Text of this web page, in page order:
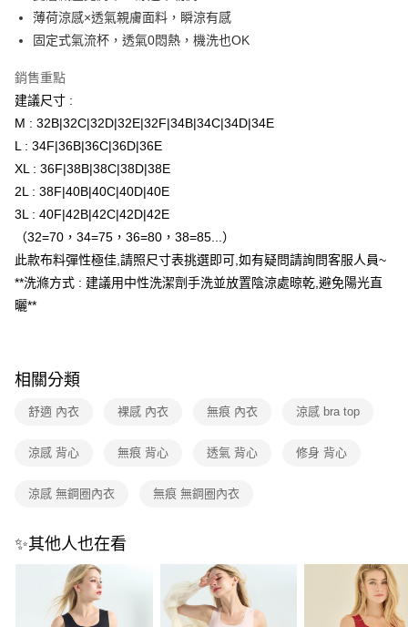
臺灣中小企業銀行
台中商業銀行
匯豐（台灣）商業銀行
華泰商業銀行
聯邦商業銀行
遠東國際商業銀行
元大商業銀行
台新國際商業銀行
台灣樂天信用卡公司
Apple Pay
街口支付
ATM付款
運送方式
全家取貨付款
每筆NT$80，滿NT$1,500(含以上)免運費
付款後全家取貨
每筆NT$80，滿NT$1,500(含以上)免運費
7-11取貨付款
每筆NT$80，滿NT$1,500(含以上)免運費
物流宅配
每筆NT$80，滿NT$1,200(含以上)免運費
免運費
薄荷涼感×透氣親膚面料，瞬涼有感
固定式氣流杯，透氣0悶熱，機洗也OK
銷售重點
建議尺寸 :
M : 32B|32C|32D|32E|32F|34B|34C|34D|34E
L : 34F|36B|36C|36D|36E
XL : 36F|38B|38C|38D|38E
2L : 38F|40B|40C|40D|40E
3L : 40F|42B|42C|42D|42E
（32=70，34=75，36=80，38=85...）
此款布料彈性極佳,請照尺寸表挑選即可,如有疑問請詢問客服人員~
**洗滌方式 : 建議用中性洗潔劑手洗並放置陰涼處晾乾,避免陽光直
曬**
相關分類
舒適 內衣 裸感 內衣 無痕 內衣 涼感 bra top
涼感 背心 無痕 背心 透氣 背心 修身 背心
涼感 無鋼圈內衣 無痕 無鋼圈內衣
✨其他人也在看